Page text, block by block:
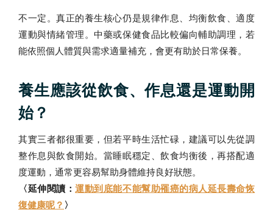
不一定。真正的養生核心仍是規律作息、均衡飲食、適度
運動與情緒管理。中藥或保健食品比較偏向輔助調理，若
能依照個人體質與需求適量補充，會更有助於日常保養。
養生應該從飲食、作息還是運動開
始？
其實三者都很重要，但若平時生活忙碌，建議可以先從調
整作息與飲食開始。當睡眠穩定、飲食均衡後，再搭配適
度運動，通常更容易幫助身體維持良好狀態。
〈延伸閱讀：運動到底能不能幫助罹癌的病人延長壽命恢
復健康呢？ 〉